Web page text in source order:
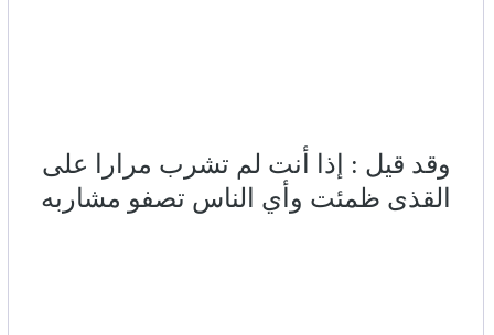
وقد قيل : إذا أنت لم تشرب مرارا على
القذى ظمئت وأي الناس تصفو مشاربه